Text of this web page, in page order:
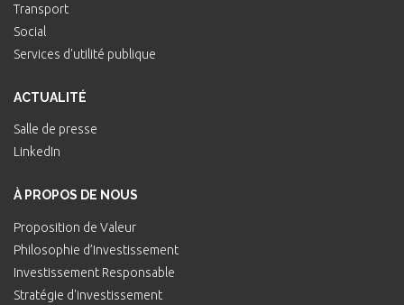
Transport
Social
Services d'utilité publique
ACTUALITÉ
Salle de presse
LinkedIn
À PROPOS DE NOUS
Proposition de Valeur
Philosophie d’Investissement
Investissement Responsable
Stratégie d'investissement